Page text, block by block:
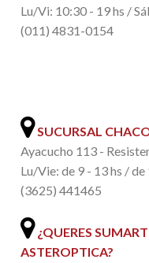
Lu/Vi: 10:30 - 19 hs /
(011) 4831-0154
SUCURSAL
Ayacucho 113 -
Lu/Vie: de 9 - 13 hs / de
(3625) 441465
¿QUERES
ASTEROPTICA?